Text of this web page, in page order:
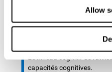
Allow
unité de calcul qui assigne
exercices sont destinés à
capacités cognitives.